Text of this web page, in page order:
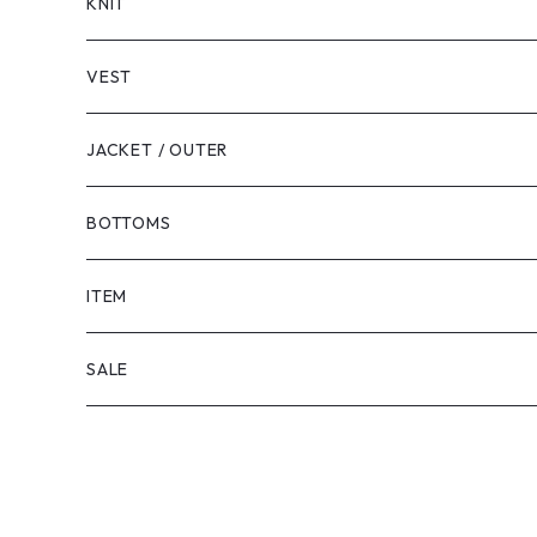
VEST
JACKET / OUTER
BOTTOMS
SHORTS
PANTS
ITEM
SALE